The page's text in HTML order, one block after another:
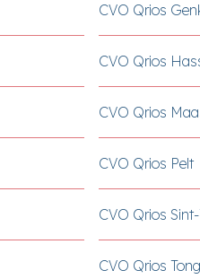
CVO Qrios
CVO Qrios
CVO Qrios
CVO Qrios Pelt
CVO Qrios
CVO Qrios